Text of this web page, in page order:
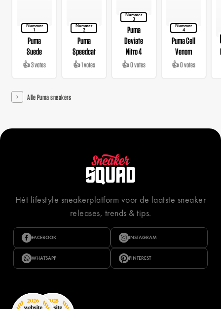
Nummer
1
Puma
Suede
👍 3 votes
Nummer
2
Puma
Speedcat
👍 1 votes
Nummer
3
Puma
Deviate
Nitro 4
👍 0 votes
Nummer
4
Puma Cell
Venom
👍 0 votes
Alle Puma sneakers
Hét lifestyle sneakerplatform voor de laatste sneaker
releases, trends & tips.
FACEBOOK INSTAGRAM
WHATSAPP PINTEREST